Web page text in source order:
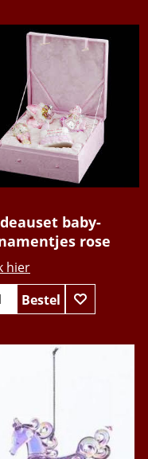
baby-
rose
hier
Bestel